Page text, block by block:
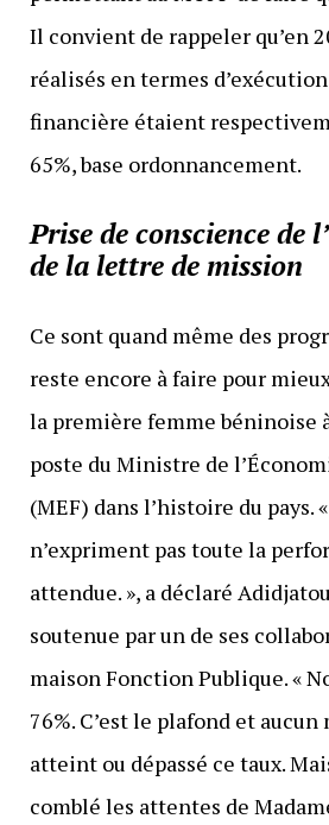
Il convient de rappeler qu’en
réalisés en termes
financière étaient
65%, base ordonnancement.
Prise de conscience de
de la lettre de mission
Ce sont quand même des
reste encore à faire pour
la première femme béninoise
poste du Ministre de
(MEF) dans l’histoire du pays.
n’expriment pas toute la
attendue. », a déclaré
soutenue par un de ses
maison Fonction Publique. «
76%. C’est le plafond et aucun
atteint ou dépassé ce taux.
comblé les attentes de